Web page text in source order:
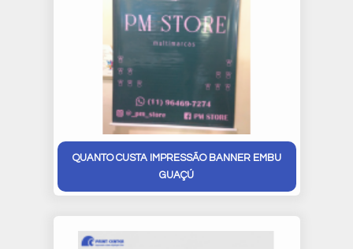
QUANTO CUSTA IMPRESSÃO BANNER EMBU
GUAÇÚ